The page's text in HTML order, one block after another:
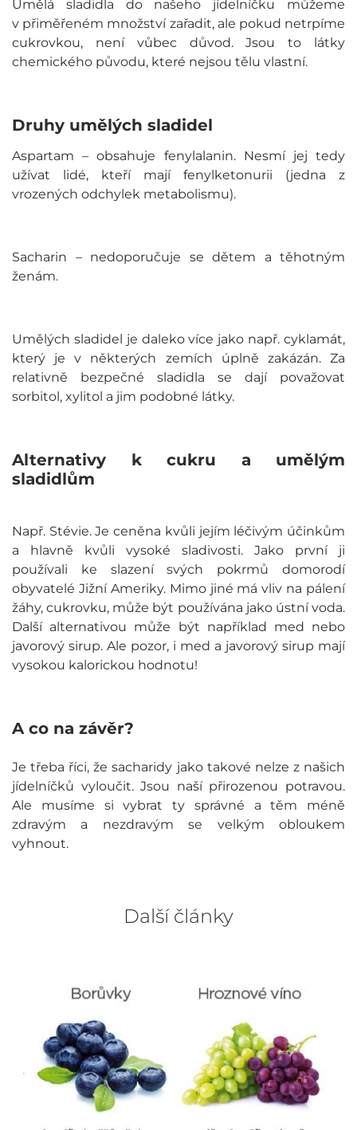
Umělá sladidla do našeho jídelníčku můžeme
v přiměřeném množství zařadit, ale pokud netrpíme
cukrovkou, není vůbec důvod. Jsou to látky
chemického původu, které nejsou tělu vlastní.
Druhy umělých sladidel
Aspartam – obsahuje fenylalanin. Nesmí jej tedy
užívat lidé, kteří mají fenylketonurii (jedna z
vrozených odchylek metabolismu).
Sacharin – nedoporučuje se dětem a těhotným
ženám.
Umělých sladidel je daleko více jako např. cyklamát,
který je v některých zemích úplně zakázán. Za
relativně bezpečné sladidla se dají považovat
sorbitol, xylitol a jim podobné látky.
Alternativy k cukru a umělým
sladidlům
Např. Stévie. Je ceněna kvůli jejím léčivým účinkům
a hlavně kvůli vysoké sladivosti. Jako první ji
používali ke slazení svých pokrmů domorodí
obyvatelé Jižní Ameriky. Mimo jiné má vliv na pálení
žáhy, cukrovku, může být používána jako ústní voda.
Další alternativou může být například med nebo
javorový sirup. Ale pozor, i med a javorový sirup mají
vysokou kalorickou hodnotu!
A co na závěr?
Je třeba říci, že sacharidy jako takové nelze z našich
jídelníčků vyloučit. Jsou naší přirozenou potravou.
Ale musíme si vybrat ty správné a těm méně
zdravým a nezdravým se velkým obloukem
vyhnout.
Další články